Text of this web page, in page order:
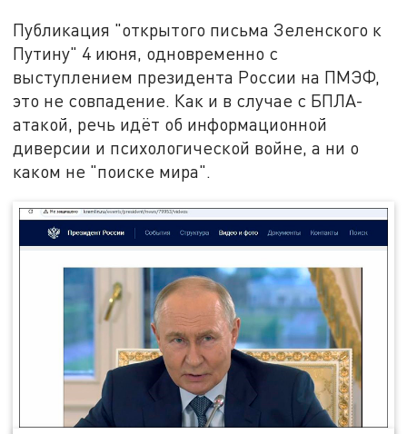
Публикация "открытого письма Зеленского к
Путину" 4 июня, одновременно с
выступлением президента России на ПМЭФ,
это не совпадение. Как и в случае с БПЛА-
атакой, речь идёт об информационной
диверсии и психологической войне, а ни о
каком не "поиске мира".